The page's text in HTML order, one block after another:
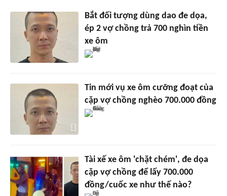
Bắt đối tượng dùng dao đe dọa,
ép 2 vợ chồng trả 700 nghìn tiền
xe ôm
Tin mới vụ xe ôm cưỡng đoạt của
cặp vợ chồng nghèo 700.000 đồng
Tài xế xe ôm 'chặt chém', đe dọa
cặp vợ chồng để lấy 700.000
đồng/cuốc xe như thế nào?